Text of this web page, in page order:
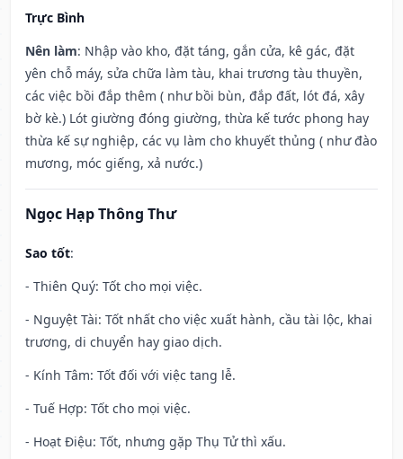
Trực Bình
Nên làm: Nhập vào kho, đặt táng, gắn cửa, kê gác, đặt
yên chỗ máy, sửa chữa làm tàu, khai trương tàu thuyền,
các việc bồi đắp thêm ( như bồi bùn, đắp đất, lót đá, xây
bờ kè.) Lót giường đóng giường, thừa kế tước phong hay
thừa kế sự nghiệp, các vụ làm cho khuyết thủng ( như đào
mương, móc giếng, xả nước.)
Ngọc Hạp Thông Thư
Sao tốt:
- Thiên Quý: Tốt cho mọi việc.
- Nguyệt Tài: Tốt nhất cho việc xuất hành, cầu tài lộc, khai
trương, di chuyển hay giao dịch.
- Kính Tâm: Tốt đối với việc tang lễ.
- Tuế Hợp: Tốt cho mọi việc.
- Hoạt Điệu: Tốt, nhưng gặp Thụ Tử thì xấu.